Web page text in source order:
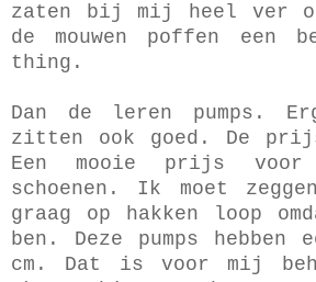
zaten bij mij heel ver
de mouwen poffen een
thing.
Dan de leren pumps.
zitten ook goed. De
Een mooie prijs
schoenen. Ik moet
graag op hakken loop
ben. Deze pumps hebben
cm. Dat is voor mij